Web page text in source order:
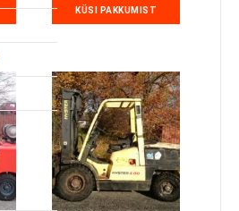
KÜSI PAKKUMIST